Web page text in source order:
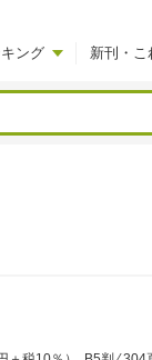
ング 新刊・こ